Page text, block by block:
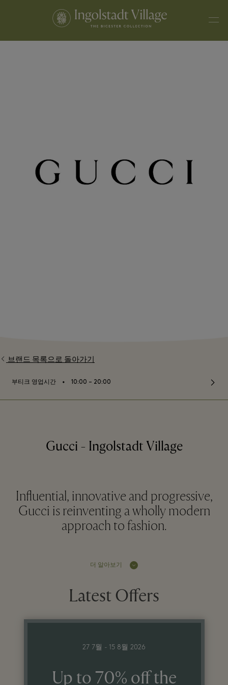
브랜드 목록으로 돌아가기
부티크 영업시간 ⬩ 10:00 – 20:00
Gucci - Ingolstadt Village
Influential, innovative and progressive,
Gucci is reinventing a wholly modern
approach to fashion.
더 알아보기
Latest Offers
27 7월 - 15 8월 2026
Up to 70% off the